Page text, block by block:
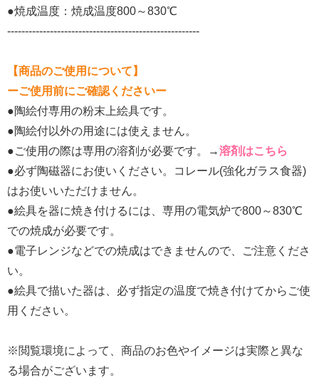
●焼成温度：焼成温度800～830℃
------------------------------------------------------
【商品のご使用について】
ーご使用前にご確認くださいー
●陶絵付専用の粉末上絵具です。
●陶絵付以外の用途には使えません。
●ご使用の際は専用の溶剤が必要です。→溶剤はこちら
●必ず陶磁器にお使いください。コレール(強化ガラス食器)
はお使いいただけません。
●絵具を器に焼き付けるには、専用の電気炉で800～830℃
での焼成が必要です。
●電子レンジなどでの焼成はできませんので、ご注意くださ
い。
●絵具で描いた器は、必ず指定の温度で焼き付けてからご使
用ください。
※閲覧環境によって、商品のお色やイメージは実際と異な
る場合がございます。